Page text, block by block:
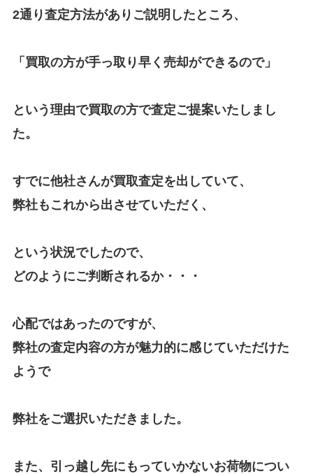
2通り査定方法がありご説明したところ、
「買取の方が手っ取り早く売却ができるので」
という理由で買取の方で査定ご提案いたしまし
た。
すでに他社さんが買取査定を出していて、
弊社もこれから出させていただく、
という状況でしたので、
どのようにご判断されるか・・・
心配ではあったのですが、
弊社の査定内容の方が魅力的に感じていただけた
ようで
弊社をご選択いただきました。
また、引っ越し先にもっていかないお荷物につい